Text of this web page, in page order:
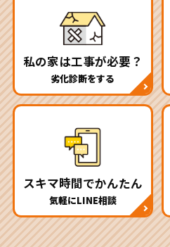
私の家は工事が必要？
劣化診断をする
スキマ時間でかんたん
気軽にLINE相談